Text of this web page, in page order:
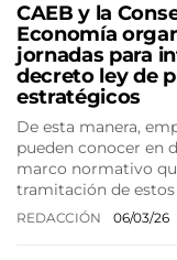
CAEB y la
Economía
jornadas para
decreto ley de
estratégicos
De esta manera,
pueden conocer en
marco normativo
tramitación de
REDACCIÓN 06/03/26